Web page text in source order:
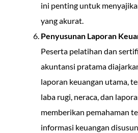
ini penting untuk
yang akurat.
Penyusunan Laporan
Peserta pelatihan dan
akuntansi pratama
laporan keuangan utama,
laba rugi, neraca, dan
memberikan pemahaman
informasi keuangan